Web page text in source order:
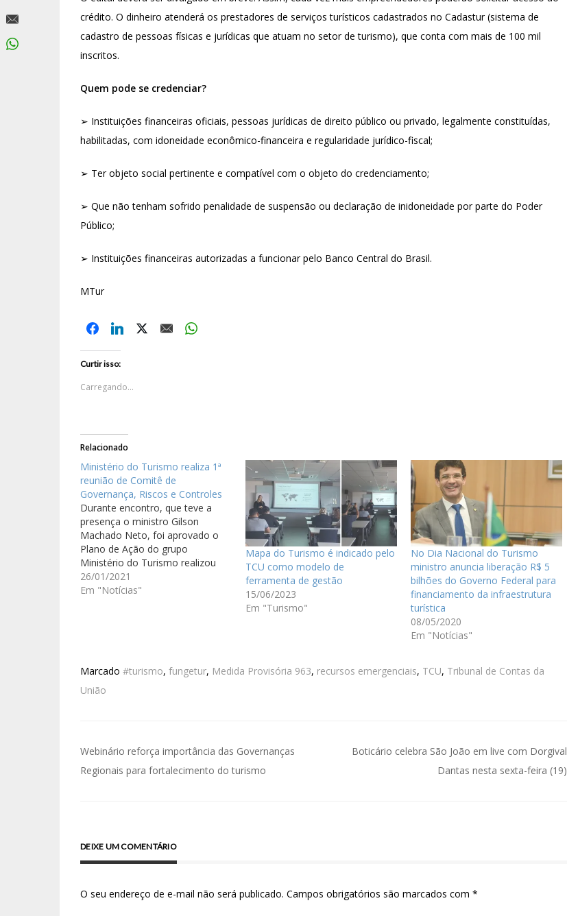
crédito. O dinheiro atenderá os prestadores de serviços turísticos cadastrados no Cadastur (sistema de
cadastro de pessoas físicas e jurídicas que atuam no setor de turismo), que conta com mais de 100 mil
inscritos.
Quem pode se credenciar?
➢ Instituições financeiras oficiais, pessoas jurídicas de direito público ou privado, legalmente constituídas,
habilitadas, com idoneidade econômico-financeira e regularidade jurídico-fiscal;
➢ Ter objeto social pertinente e compatível com o objeto do credenciamento;
➢ Que não tenham sofrido penalidade de suspensão ou declaração de inidoneidade por parte do Poder
Público;
➢ Instituições financeiras autorizadas a funcionar pelo Banco Central do Brasil.
MTur
Curtir isso:
Carregando...
Relacionado
Ministério do Turismo realiza 1ª
reunião de Comitê de
Governança, Riscos e Controles
Durante encontro, que teve a
presença o ministro Gilson
Machado Neto, foi aprovado o
Plano de Ação do grupo
Ministério do Turismo realizou
nesta terça-feira (26.01) a 1ª
reunião ordinária do Comitê de
26/01/2021
Em "Notícias"
Mapa do Turismo é indicado pelo
TCU como modelo de
ferramenta de gestão
15/06/2023
Em "Turismo"
No Dia Nacional do Turismo
ministro anuncia liberação R$ 5
bilhões do Governo Federal para
financiamento da infraestrutura
turística
08/05/2020
Em "Notícias"
Marcado #turismo, fungetur, Medida Provisória 963, recursos emergenciais, TCU, Tribunal de Contas da
União
Webinário reforça importância das Governanças
Regionais para fortalecimento do turismo
Boticário celebra São João em live com Dorgival
Dantas nesta sexta-feira (19)
DEIXE UM COMENTÁRIO
O seu endereço de e-mail não será publicado. Campos obrigatórios são marcados com *